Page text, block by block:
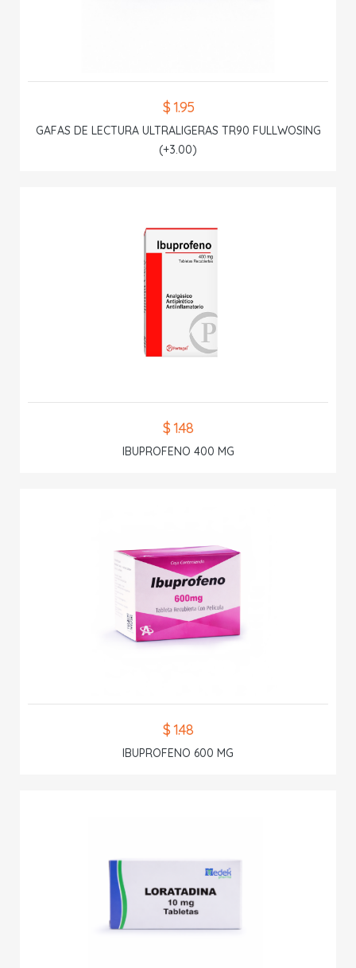
$ 1.95
GAFAS DE LECTURA ULTRALIGERAS TR90 FULLWOSING
(+3.00)
$ 1.48
IBUPROFENO 400 MG
$ 1.48
IBUPROFENO 600 MG